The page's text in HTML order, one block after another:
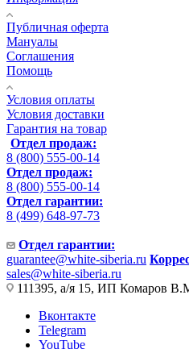
Публичная оферта
Мануалы
Соглашения
Помощь
Условия оплаты
Условия доставки
Гарантия на товар
Отдел продаж:
8 (800) 555-00-14
Отдел продаж:
8 (800) 555-00-14
Отдел гарантии:
8 (499) 648-97-73
Отдел гарантии:
guarantee@white-siberia.ru
sales@white-siberia.ru
111395, а/я 15, ИП Комаров
Вконтакте
Telegram
YouTube